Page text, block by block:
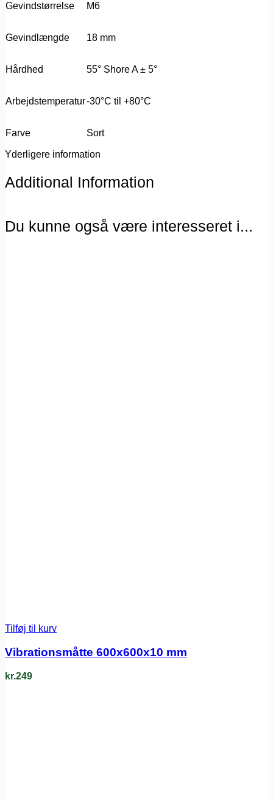
Gevindstørrelse M6
Gevindlængde 18 mm
Hårdhed 55° Shore A ± 5°
Arbejdstemperatur-30°C til +80°C
Farve Sort
Yderligere information
Additional Information
Du kunne også være interesseret i...
Tilføj til kurv
Vibrationsmåtte 600x600x10 mm
kr.249